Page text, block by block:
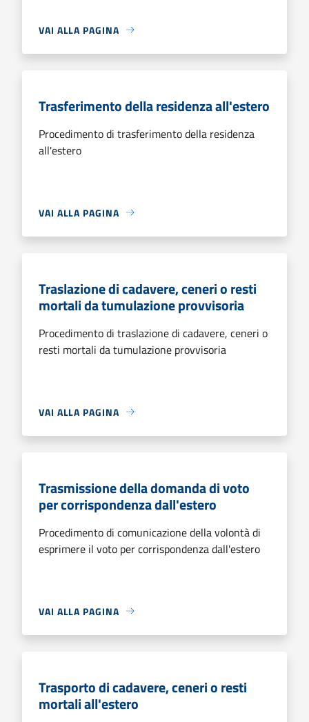
VAI ALLA PAGINA
Trasferimento della residenza all'estero
Procedimento di trasferimento della residenza
all'estero
VAI ALLA PAGINA
Traslazione di cadavere, ceneri o resti
mortali da tumulazione provvisoria
Procedimento di traslazione di cadavere, ceneri o
resti mortali da tumulazione provvisoria
VAI ALLA PAGINA
Trasmissione della domanda di voto
per corrispondenza dall'estero
Procedimento di comunicazione della volontà di
esprimere il voto per corrispondenza dall'estero
VAI ALLA PAGINA
Trasporto di cadavere, ceneri o resti
mortali all'estero